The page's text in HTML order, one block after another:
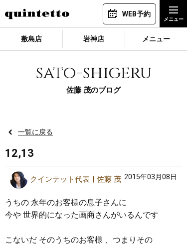
WEB予約
敷島店 岩神店 メニュー
sato-shigeru
佐藤 茂のブログ
一覧に戻る
12,13
クインテット代表 佐藤 茂 2015年03月08日
うちの 永年のお客様の息子さんに
今や 世界的になった画商さんがいるんです
こないだ そのうちのお客様 、つまりその